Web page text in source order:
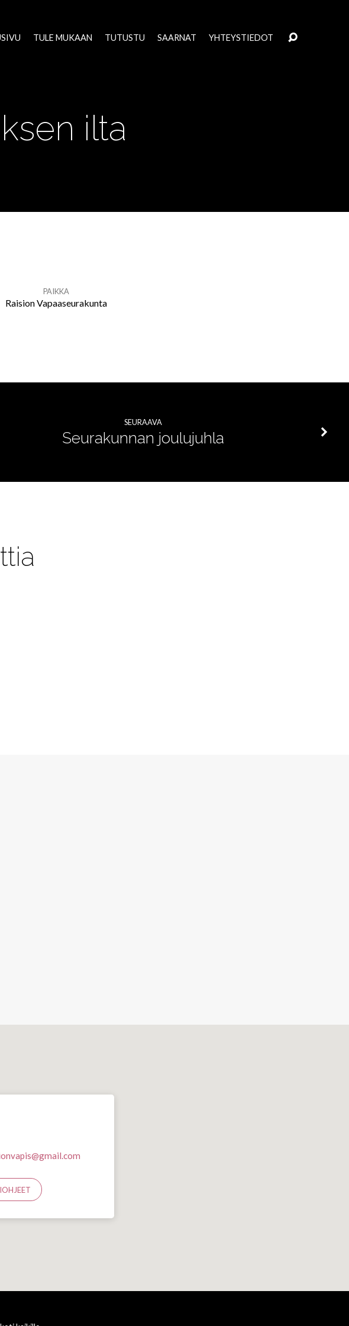
TULE MUKAAN TUTUSTU SAARNAT YHTEYSTIEDOT
ilta
PAIKKA
Raision Vapaaseurakunta
SEURAAVA
Seurakunnan joulujuhla